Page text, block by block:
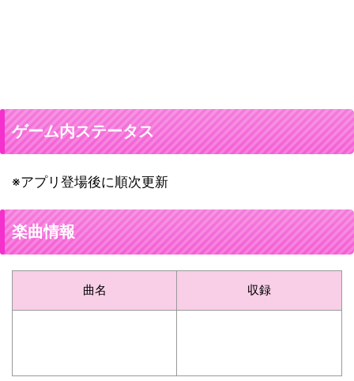
ゲーム内ステータス
※アプリ登場後に順次更新
楽曲情報
曲名 収録